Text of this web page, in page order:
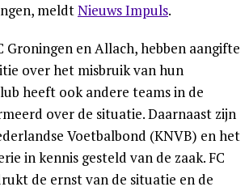
meldtNieuws Impuls.
Groningen en Allach, hebben aangifte
over het misbruik van hun
heeft ook andere teams in de
over de situatie. Daarnaast zijn
Voetbalbond (KNVB) en het
in kennis gesteld van de zaak. FC
de ernst van de situatie en de